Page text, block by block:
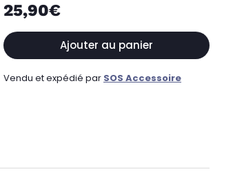
25,90€
Ajouter au panier
Vendu et expédié par SOS Accessoire